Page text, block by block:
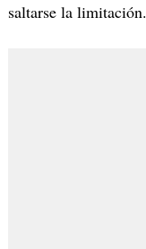
saltarse la limitación.